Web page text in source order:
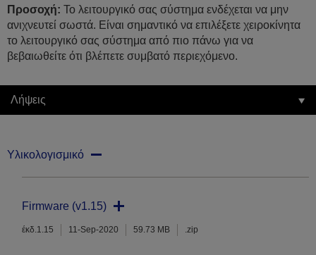
Προσοχή: Το λειτουργικό σας σύστημα ενδέχεται να μην
ανιχνευτεί σωστά. Είναι σημαντικό να επιλέξετε χειροκίνητα
το λειτουργικό σας σύστημα από πιο πάνω για να
βεβαιωθείτε ότι βλέπετε συμβατό περιεχόμενο.
Λήψεις
Υλικολογισμικό
Firmware (v1.15)
έκδ.1.15 11-Sep-2020 59.73 MB .zip